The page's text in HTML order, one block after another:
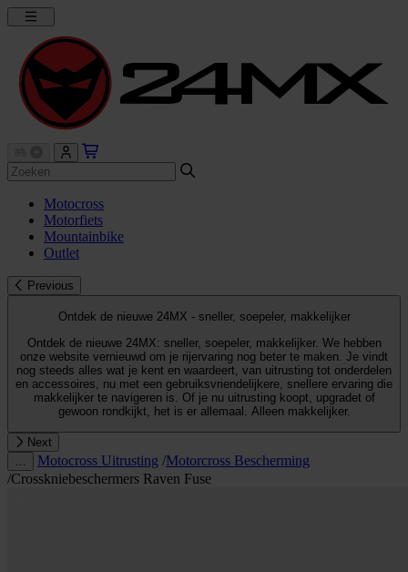
Motocross
Motorfiets
Mountainbike
Outlet
Previous
Ontdek de nieuwe 24MX - sneller, soepeler, makkelijker
Ontdek de nieuwe 24MX: sneller, soepeler, makkelijker. We hebben
onze website vernieuwd om je rijervaring nog beter te maken. Je vindt
nog steeds alles wat je kent en waardeert, van uitrusting tot onderdelen
en accessoires, nu met een gebruiksvriendelijkere, snellere ervaring die
makkelijker te navigeren is. Of je nu uitrusting koopt, upgradet of
gewoon rondkijkt, het is er allemaal. Alleen makkelijker.
Next
Motocross Uitrusting /Motorcross Bescherming
/Crosskniebeschermers Raven Fuse